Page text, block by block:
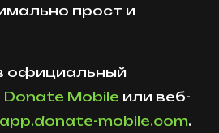
прост и
официальный
Donate Mobile или веб-
app.donate-mobile.com.